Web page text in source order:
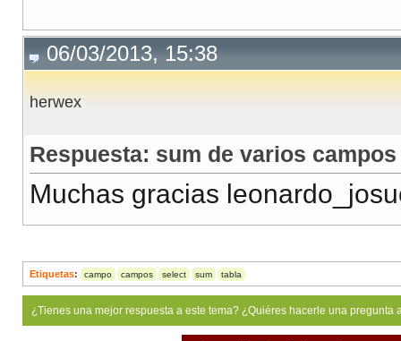
06/03/2013, 15:38
herwex
Respuesta: sum de varios
Muchas gracias
Etiquetas: campo campos select sum tabla
¿Tienes una mejor respuesta a este tema? ¿Quiéres hacerle una